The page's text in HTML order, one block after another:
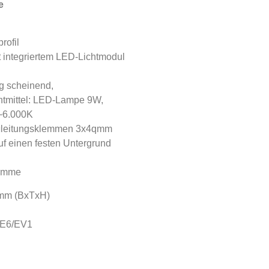
LED-Lichtmodul
scheinend,
LED-Lampe 9W,
3x4qmm
einen festen Untergrund
(BxTxH)
EV1